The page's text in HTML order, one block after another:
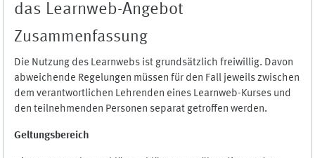
das Learnweb-Angebot
Zusammenfassung
Die Nutzung des Learnwebs ist grundsätzlich freiwillig. Davon
abweichende Regelungen müssen für den Fall jeweils zwischen
dem verantwortlichen Lehrenden eines Learnweb-Kurses und
den teilnehmenden Personen separat getroffen werden.
Geltungsbereich